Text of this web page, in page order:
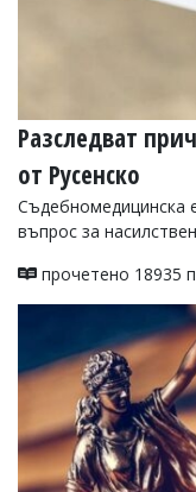
Разследват
от Русенско
Съдебномедицинска
въпрос за
прочетено 18935